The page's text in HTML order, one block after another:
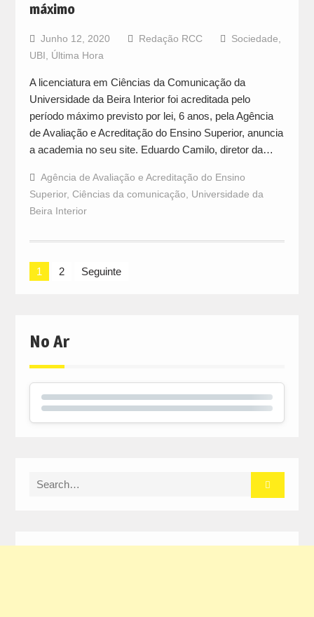
máximo
Junho 12, 2020 Redação RCC Sociedade
UBI
Última Hora
A licenciatura em Ciências da Comunicação da
Universidade da Beira Interior foi acreditada pelo
período máximo previsto por lei, 6 anos, pela Agência
de Avaliação e Acreditação do Ensino Superior, anuncia
a academia no seu site. Eduardo Camilo, diretor da…
Agência de Avaliação e Acreditação do Ensino
Superior, Ciências da comunicação
Universidade da
Beira Interior
Navegação
1 2 Seguinte
No Ar
Search